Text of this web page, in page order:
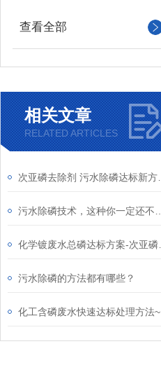
查看全部
相关文章
RELATED ARTICLES
污水除磷的方法都有哪些？
化工含磷废水快速达标处理方法~